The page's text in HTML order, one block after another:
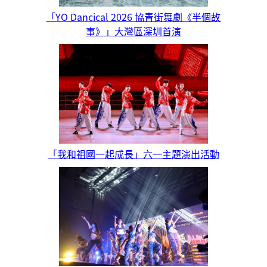
「YO Dancical 2026 協青街舞劇《半個故
事》」大灣區深圳首演
「我和祖國一起成長」六一主題演出活動